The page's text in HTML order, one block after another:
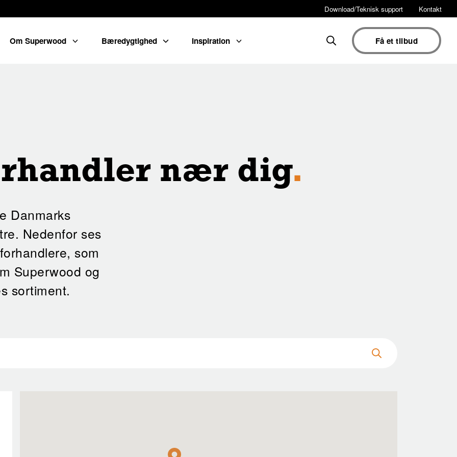
Download/Teknisk support Kontakt
Om Superwood Bæredygtighed Inspiration Få et tilbud
nær dig.
Danmarks
Nedenfor ses
som
Superwood og
sortiment.